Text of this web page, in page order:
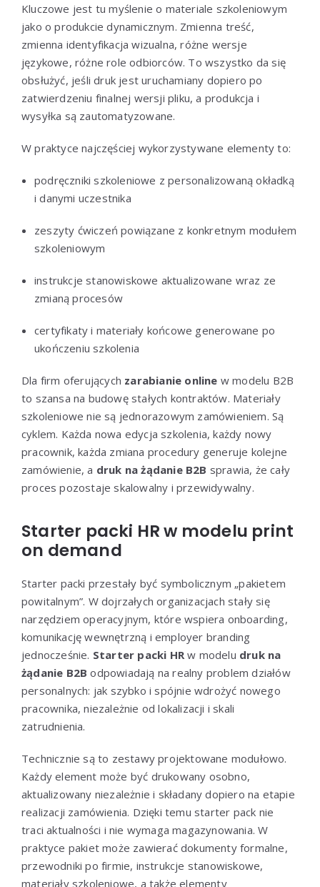
Kluczowe jest tu myślenie o materiale szkoleniowym
jako o produkcie dynamicznym. Zmienna treść,
zmienna identyfikacja wizualna, różne wersje
językowe, różne role odbiorców. To wszystko da się
obsłużyć, jeśli druk jest uruchamiany dopiero po
zatwierdzeniu finalnej wersji pliku, a produkcja i
wysyłka są zautomatyzowane.
W praktyce najczęściej wykorzystywane elementy to:
podręczniki szkoleniowe z personalizowaną okładką
i danymi uczestnika
zeszyty ćwiczeń powiązane z konkretnym modułem
szkoleniowym
instrukcje stanowiskowe aktualizowane wraz ze
zmianą procesów
certyfikaty i materiały końcowe generowane po
ukończeniu szkolenia
Dla firm oferujących zarabianie online w modelu B2B
to szansa na budowę stałych kontraktów. Materiały
szkoleniowe nie są jednorazowym zamówieniem. Są
cyklem. Każda nowa edycja szkolenia, każdy nowy
pracownik, każda zmiana procedury generuje kolejne
zamówienie, a druk na żądanie B2B sprawia, że cały
proces pozostaje skalowalny i przewidywalny.
Starter packi HR w modelu print
on demand
Starter packi przestały być symbolicznym „pakietem
powitalnym”. W dojrzałych organizacjach stały się
narzędziem operacyjnym, które wspiera onboarding,
komunikację wewnętrzną i employer branding
jednocześnie. Starter packi HR w modelu druk na
żądanie B2B odpowiadają na realny problem działów
personalnych: jak szybko i spójnie wdrożyć nowego
pracownika, niezależnie od lokalizacji i skali
zatrudnienia.
Technicznie są to zestawy projektowane modułowo.
Każdy element może być drukowany osobno,
aktualizowany niezależnie i składany dopiero na etapie
realizacji zamówienia. Dzięki temu starter pack nie
traci aktualności i nie wymaga magazynowania. W
praktyce pakiet może zawierać dokumenty formalne,
przewodniki po firmie, instrukcje stanowiskowe,
materiały szkoleniowe, a także elementy